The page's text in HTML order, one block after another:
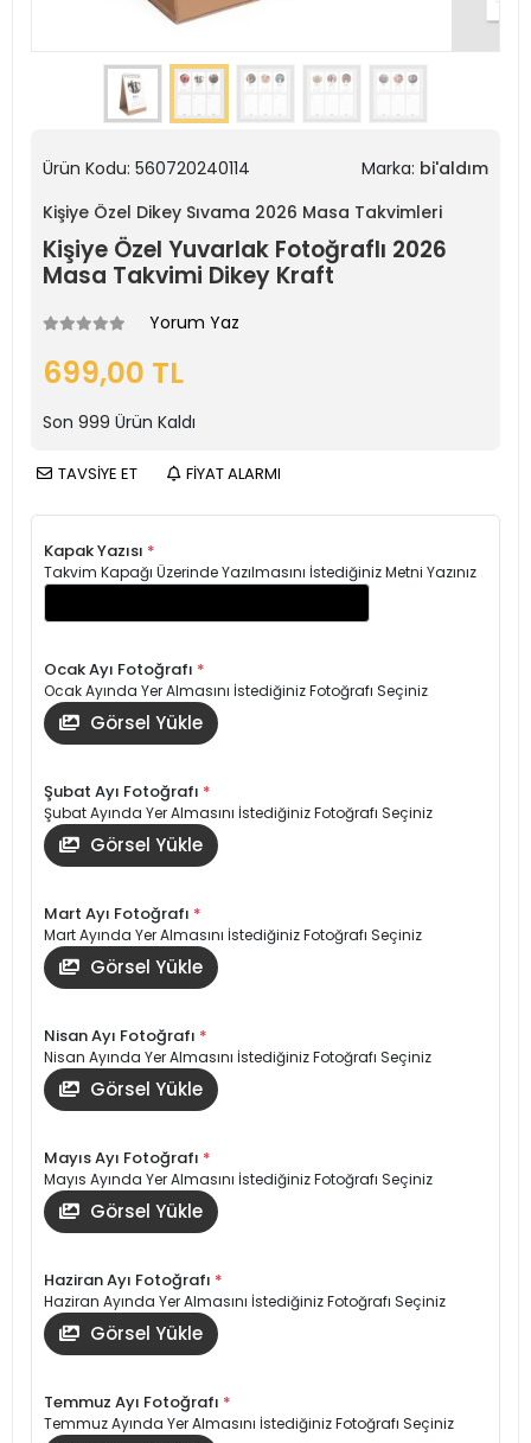
Ürün Kodu: 560720240114 Marka: bi'aldım
Kişiye Özel Dikey Sıvama 2026 Masa Takvimleri
Kişiye Özel Yuvarlak Fotoğraflı 2026
Masa Takvimi Dikey Kraft
Yorum Yaz
699,00 TL
Son 999 Ürün Kaldı
TAVSİYE ET FİYAT ALARMI
Kapak Yazısı *
Takvim Kapağı Üzerinde Yazılmasını İstediğiniz Metni Yazınız
Ocak Ayı Fotoğrafı *
Ocak Ayında Yer Almasını İstediğiniz Fotoğrafı Seçiniz
Görsel Yükle
Şubat Ayı Fotoğrafı *
Şubat Ayında Yer Almasını İstediğiniz Fotoğrafı Seçiniz
Görsel Yükle
Mart Ayı Fotoğrafı *
Mart Ayında Yer Almasını İstediğiniz Fotoğrafı Seçiniz
Görsel Yükle
Nisan Ayı Fotoğrafı *
Nisan Ayında Yer Almasını İstediğiniz Fotoğrafı Seçiniz
Görsel Yükle
Mayıs Ayı Fotoğrafı *
Mayıs Ayında Yer Almasını İstediğiniz Fotoğrafı Seçiniz
Görsel Yükle
Haziran Ayı Fotoğrafı *
Haziran Ayında Yer Almasını İstediğiniz Fotoğrafı Seçiniz
Görsel Yükle
Temmuz Ayı Fotoğrafı *
Temmuz Ayında Yer Almasını İstediğiniz Fotoğrafı Seçiniz